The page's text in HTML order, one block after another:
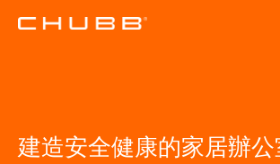
建造安全健康的家居辦公